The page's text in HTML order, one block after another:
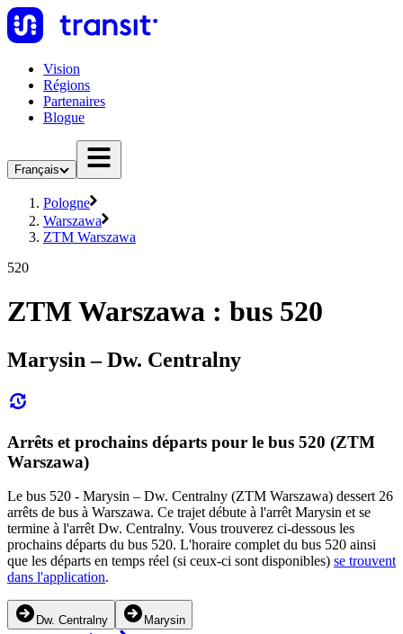
Vision
Régions
Partenaires
Blogue
Français
Pologne
Warszawa
ZTM Warszawa
520
ZTM Warszawa : bus 520
Marysin – Dw. Centralny
Arrêts et prochains départs pour le bus 520 (ZTM
Warszawa)
Le bus 520 - Marysin – Dw. Centralny (ZTM Warszawa) dessert 26
arrêts de bus à Warszawa. Ce trajet débute à l'arrêt Marysin et se
termine à l'arrêt Dw. Centralny. Vous trouverez ci-dessous les
prochains départs du bus 520. L'horaire complet du bus 520 ainsi
que les départs en temps réel (si ceux-ci sont disponibles) se trouvent
dans l'application.
Dw. Centralny Marysin